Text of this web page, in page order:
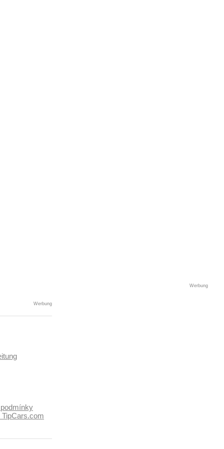
Werbung
Werbung